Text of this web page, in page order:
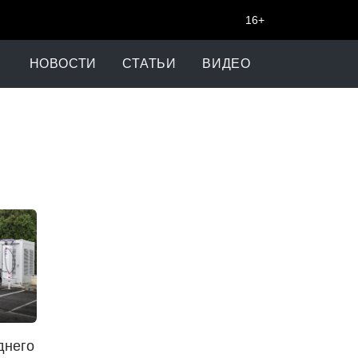
16+
НОВОСТИ СТАТЬИ ВИДЕО